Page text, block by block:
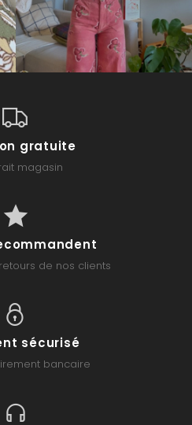
gratuite
magasin
de nos clients
sécurisé
bancaire